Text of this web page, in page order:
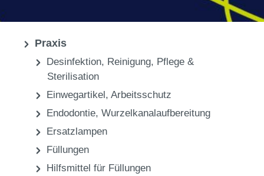
Praxis
Desinfektion, Reinigung, Pflege &
Sterilisation
Einwegartikel, Arbeitsschutz
Endodontie, Wurzelkanalaufbereitung
Ersatzlampen
Füllungen
Hilfsmittel für Füllungen